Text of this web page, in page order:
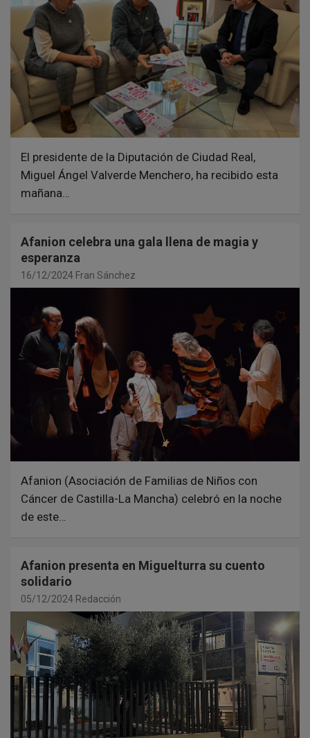
El presidente de la Diputación de Ciudad Real,
Miguel Ángel Valverde Menchero, ha recibido esta
mañana…
Afanion celebra una gala llena de magia y
esperanza
16/12/2024 Fran Sánchez
Afanion (Asociación de Familias de Niños con
Cáncer de Castilla-La Mancha) celebró en la noche
de este…
Afanion presenta en Miguelturra su cuento
solidario
05/12/2024 Redacción